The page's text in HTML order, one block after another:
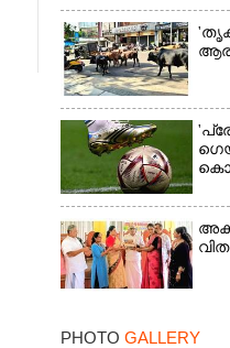
ആര്
PHOTO GALLERY